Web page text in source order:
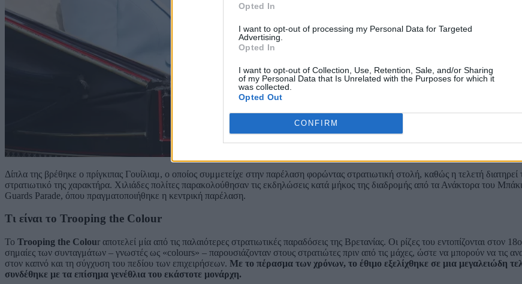
Opted In
I want to opt-out of processing my Personal Data for Targeted
Advertising.
Opted In
I want to opt-out of Collection, Use, Retention, Sale, and/or Sharing
of my Personal Data that Is Unrelated with the Purposes for which it
was collected.
Opted Out
CONFIRM
Δίπλα της βρέθηκε ο πρίγκιπας Γουίλιαμ, ο οποίος συμμετείχε στην παρέλαση φορώντας στρατιωτική στολή, καθώς η τελετή διατηρεί
στρατιωτικό της χαρακτήρα. Χιλιάδες πολίτες παρακολούθησαν τις εκδηλώσεις κατά μήκος της διαδρομής από τα Ανάκτορα του
Guards Parade, όπου πραγματοποιήθηκε η κεντρική παρέλαση.
Τι είναι το Trooping the Colour
Το Trooping the Colour αποτελεί μία από τις παλαιότερες στρατιωτικές παραδόσεις της Βρετανίας. Οι ρίζες του εντοπίζονται στον
σημαίες των συνταγμάτων – γνωστές ως «colours» – παρουσιάζονταν στους στρατιώτες πριν από τις μάχες, ώστε να μπορούν να τις
στον καπνό και τη σύγχυση του πεδίου των επιχειρήσεων. Με το πέρασμα των χρόνων, το έθιμο εξελίχθηκε σε μια μεγαλειώδη
συνδέθηκε με τα επίσημα γενέθλια του εκάστοτε μονάρχη.